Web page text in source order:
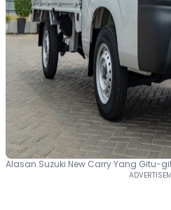
Alasan Suzuki New Carry Yang Gitu-